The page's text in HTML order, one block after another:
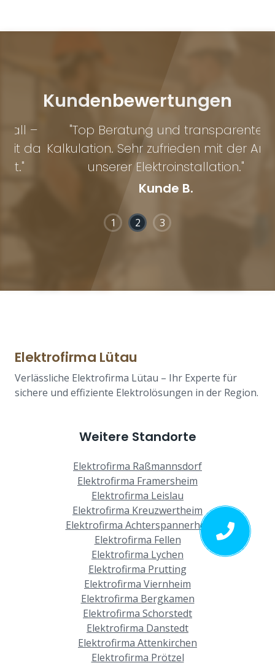
Kundenbewertungen
"Top Beratung und transparente
Kalkulation. Sehr zufrieden mit der Arbeit
unserer Elektroinstallation."
Kunde B.
1 2 3
Elektrofirma Lütau
Verlässliche Elektrofirma Lütau – Ihr Experte für
sichere und effiziente Elektrolösungen in der Region.
Weitere Standorte
Elektrofirma Raßmannsdorf
Elektrofirma Framersheim
Elektrofirma Leislau
Elektrofirma Kreuzwertheim
Elektrofirma Achterspannerhof
Elektrofirma Fellen
Elektrofirma Lychen
Elektrofirma Prutting
Elektrofirma Viernheim
Elektrofirma Bergkamen
Elektrofirma Schorstedt
Elektrofirma Danstedt
Elektrofirma Attenkirchen
Elektrofirma Prötzel